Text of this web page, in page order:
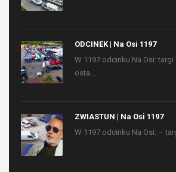
ODCINEK | Na Osi 1197
W 1197 odcinku Na Osi: targi
osta...
ZWIASTUN | Na Osi 1197
W 1197 odcinku Na Osi: –